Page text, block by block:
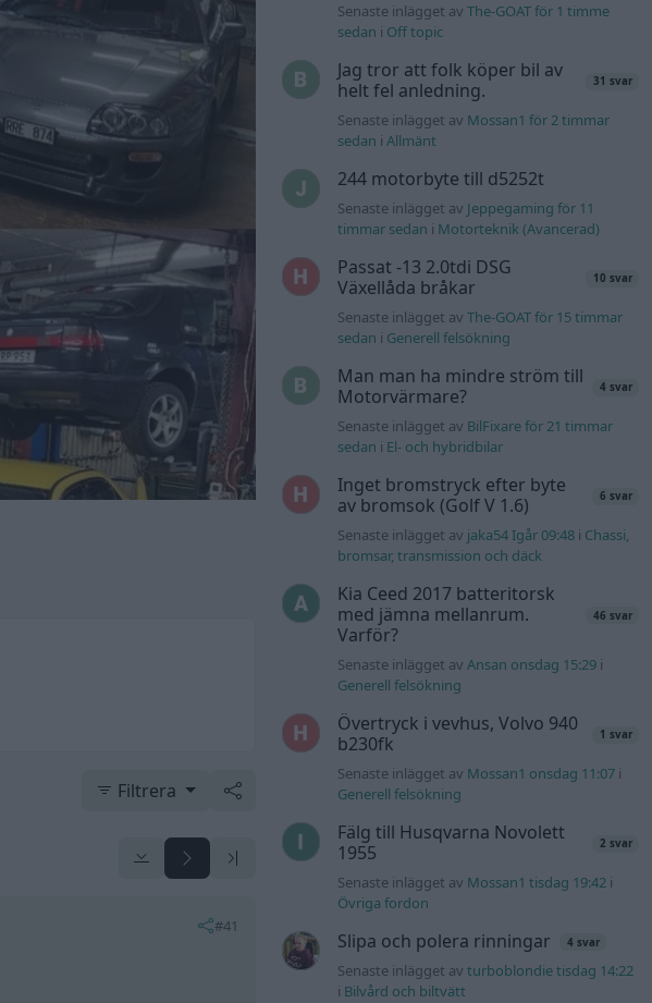
Filtrera
#41
Senaste inlägget avThe-GOAT för 1 timme
sedan i Off topic
Jag tror att folk köper bil av
helt fel anledning.
31 svar
Senaste inlägget av Mossan1 för 2 timmar
sedan iAllmänt
244 motorbyte till d5252t
Senaste inlägget av Jeppegaming för 11
timmar sedan i Motorteknik (Avancerad)
Passat -13 2.0tdi DSG
Växellåda bråkar
10 svar
Senaste inlägget avThe-GOAT för 15 timmar
sedan i Generell felsökning
Man man ha mindre ström till
Motorvärmare?
4 svar
Senaste inlägget av BilFixare för 21 timmar
sedan i El- och hybridbilar
Inget bromstryck efter byte
av bromsok (Golf V 1.6)
6 svar
Senaste inlägget av jaka54 Igår 09:48 i Chassi,
bromsar, transmission och däck
Kia Ceed 2017 batteritorsk
med jämna mellanrum.
Varför?
46 svar
Senaste inlägget avAnsan onsdag 15:29 i
Generell felsökning
Övertryck i vevhus, Volvo 940
b230fk
1 svar
Senaste inlägget av Mossan1 onsdag 11:07 i
Generell felsökning
Fälg till Husqvarna Novolett
1955
2 svar
Senaste inlägget av Mossan1 tisdag 19:42 i
Övriga fordon
Slipa och polera rinningar 4 svar
Senaste inlägget avturboblondie tisdag 14:22
i Bilvård och biltvätt